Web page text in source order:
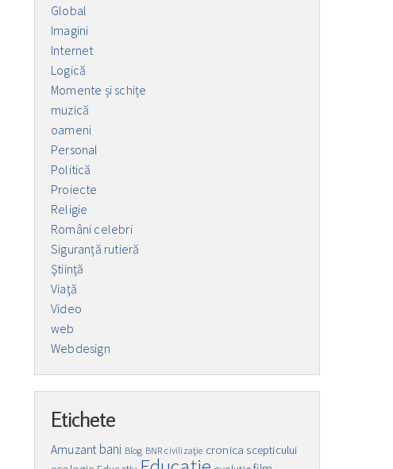
Global
Imagini
Internet
Logică
Momente și schițe
muzică
oameni
Personal
Politică
Proiecte
Religie
Români celebri
Siguranță rutieră
Ştiinţă
Viaţă
Video
web
Webdesign
Etichete
Amuzant bani Blog BNR civilizaţie cronica scepticului